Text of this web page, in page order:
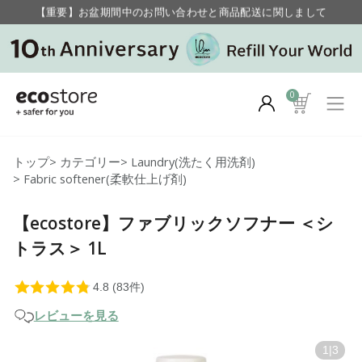
【重要】お盆期間中のお問い合わせと商品配送に関しまして
毎月お得にポイントが貯まる！ “月のポイントアップデー”
0
トップ> カテゴリー> Laundry(洗たく用洗剤)
> Fabric softener(柔軟仕上げ剤)
【ecostore】ファブリックソフナー ＜シ
トラス＞ 1L
レビューを見る
1 3